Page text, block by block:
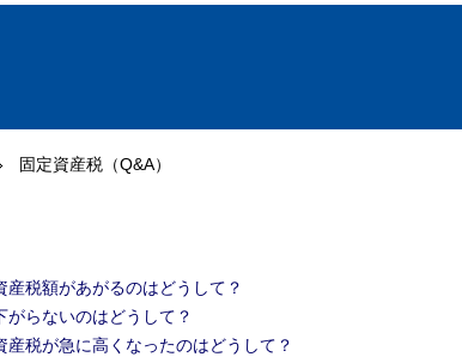
固定資産税（Q&A）
税額があがるのはどうして？
らないのはどうして？
税が急に高くなったのはどうして？